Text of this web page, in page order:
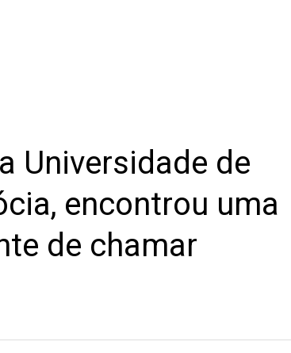
Universidade de
encontrou uma
de chamar